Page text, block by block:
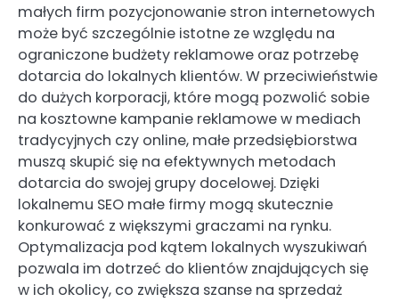
małych firm pozycjonowanie stron internetowych
może być szczególnie istotne ze względu na
ograniczone budżety reklamowe oraz potrzebę
dotarcia do lokalnych klientów. W przeciwieństwie
do dużych korporacji, które mogą pozwolić sobie
na kosztowne kampanie reklamowe w mediach
tradycyjnych czy online, małe przedsiębiorstwa
muszą skupić się na efektywnych metodach
dotarcia do swojej grupy docelowej. Dzięki
lokalnemu SEO małe firmy mogą skutecznie
konkurować z większymi graczami na rynku.
Optymalizacja pod kątem lokalnych wyszukiwań
pozwala im dotrzeć do klientów znajdujących się
w ich okolicy, co zwiększa szanse na sprzedaż